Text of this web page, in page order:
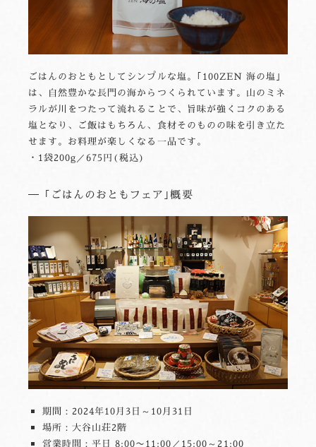
ごはんのおともとしてシンプルな塩。｢100ZEN 海の塩｣
は、自然豊かな長門の海からつくられています。山のミネ
ラルが川をつたって流れることで、旨味が強くコクのある
塩となり、ご飯はもちろん、食材そのものの味を引き立た
せます。お料理が楽しくなる一品です。
・1袋200g／675円(税込)
｢ごはんのおともフェア｣概要
期間：2024年10月3日～10月31日
場所：大谷山荘2階
営業時間：平日 8:00〜11:00／15:00～21:00